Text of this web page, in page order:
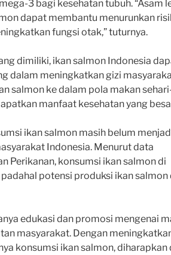
3 bagi kesehatan tubuh. “Asam
dapat membantu menurunkan
fungsi otak,” tuturnya.
dimiliki, ikan salmon Indonesia
dalam meningkatkan gizi
salmon ke dalam pola makan
manfaat kesehatan yang
ikan salmon masih belum
Indonesia. Menurut data
Perikanan, konsumsi ikan salmon di
potensi produksi ikan salmon
edukasi dan promosi mengenai
masyarakat. Dengan
konsumsi ikan salmon, diharapkan